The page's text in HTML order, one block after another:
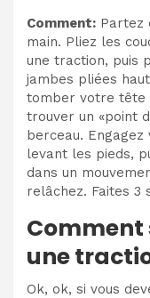
Comment: Partez
main. Pliez les
une traction, puis
jambes pliées
tomber votre tête
trouver un «point
berceau.
levant les pieds,
dans un
relâchez. Faites 3
Comment
une
Ok, ok, si vous